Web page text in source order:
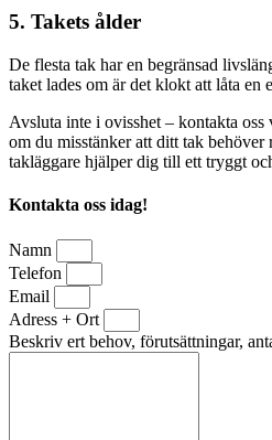
5. Takets ålder
De flesta tak har en begränsad
taket lades om är det klokt att låta en
Avsluta inte i ovisshet – kontakta
om du misstänker att ditt tak behöver
takläggare hjälper dig till ett tryggt
Kontakta oss idag!
Namn
Telefon
Email
Adress + Ort
Beskriv ert behov, förutsättningar,